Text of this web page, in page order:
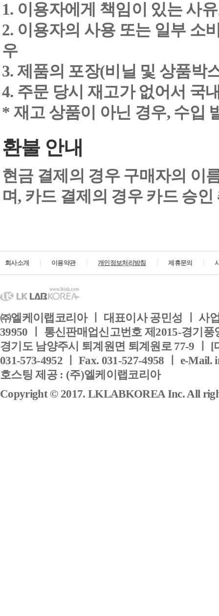
1. 이용자에게 책임이 있는 사
2. 이용자의 사용 또는 일부 소
우
3. 제품의 포장(비닐 및 상품박
4. 주문 당시 재고가 없어서 국
* 재고 상품이 아닌 경우, 수입
환불 안내
현금 결제의 경우 구매자의 이
며, 카드 결제의 경우 카드 승
회사소개 이용약관 개인정보처리방침 제휴문의
㈜엘케이랩코리아 ㅣ 대표이사 공민성 ㅣ 사
39950 ㅣ 통신판매업신고번호 제2015-경기풍
경기도 남양주시 퇴계원면 퇴계원로 77-9 ㅣ
031-573-4952 ㅣ Fax. 031-527-4958 ㅣ e-Mail.
호스팅 제공 : (주)엘케이랩코리아
Copyright © 2017. LKLABKOREA Inc. All